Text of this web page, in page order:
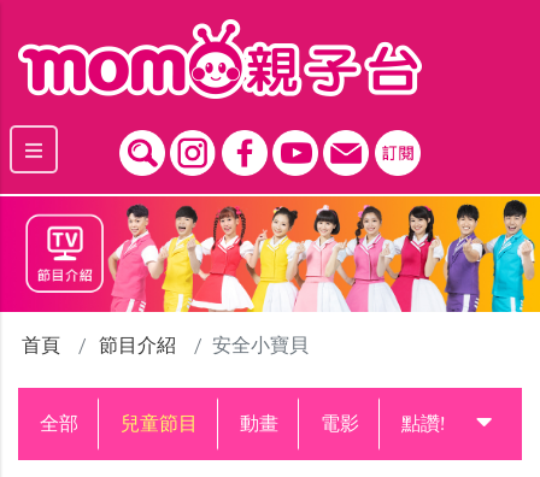
首頁 節目介紹 安全小寶貝
全部 兒童節目 動畫 電影 點讚!升級中